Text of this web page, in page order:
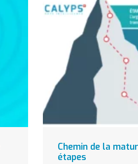
Chemin de la
étapes